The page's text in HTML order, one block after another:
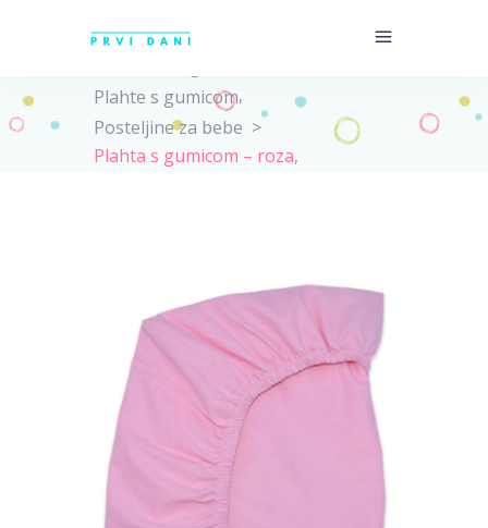
Plahte s gumicom,
Posteljine za bebe >
Plahta s gumicom – roza,